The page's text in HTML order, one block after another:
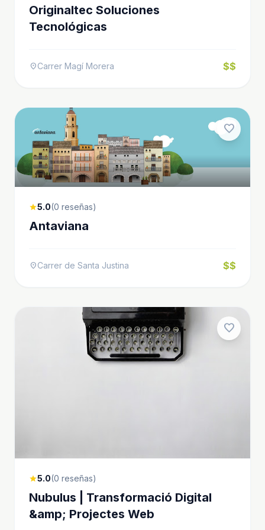
Originaltec Soluciones
Tecnológicas
location_onCarrer Magí Morera $$
favorite
star5.0(0 reseñas)
Antaviana
location_onCarrer de Santa Justina $$
favorite
star5.0(0 reseñas)
Nubulus | Transformació Digital
&amp; Projectes Web